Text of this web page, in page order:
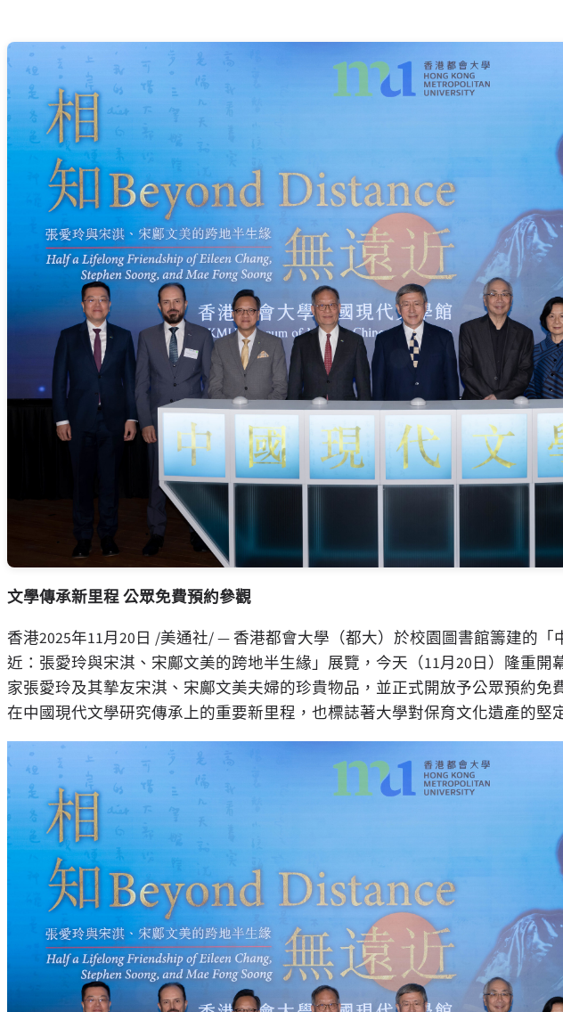
文學傳承新里程 公眾免費預約參觀
香港2025年11月20日 /美通社/ — 香港都會大學（都大）於校園圖書館籌建的「
近：張愛玲與宋淇、宋鄺文美的跨地半生緣」展覽，今天（11月20日）隆重開
家張愛玲及其摯友宋淇、宋鄺文美夫婦的珍貴物品，並正式開放予公眾預約免
在中國現代文學研究傳承上的重要新里程，也標誌著大學對保育文化遺產的堅